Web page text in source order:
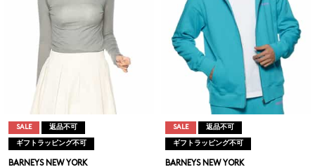
SALE 返品不可
ギフトラッピング不可
BARNEYS NEW YORK
SALE 返品不可
ギフトラッピング不可
BARNEYS NEW YORK